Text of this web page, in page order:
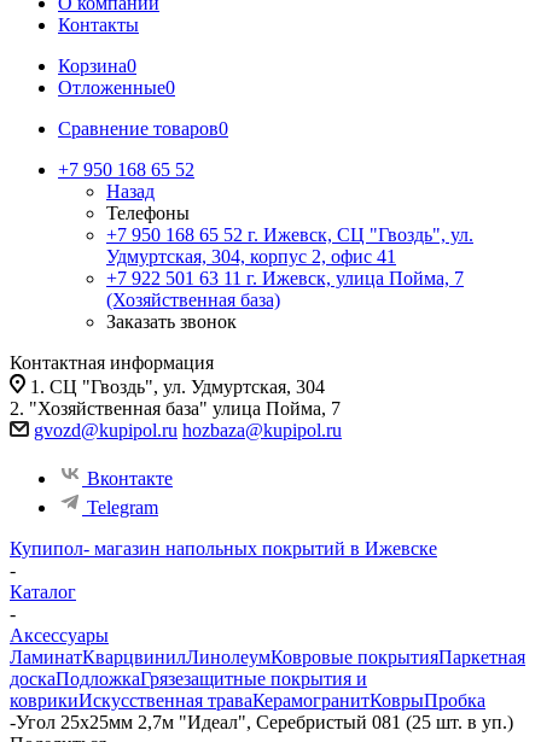
Контакты
Корзина0
Отложенные0
Сравнение товаров0
+7 950 168 65 52
Назад
Телефоны
+7 950 168 65 52 г. Ижевск, СЦ "Гвоздь", ул.
Удмуртская, 304, корпус 2, офис 41
+7 922 501 63 11 г. Ижевск, улица Пойма, 7
(Хозяйственная база)
Заказать звонок
Контактная информация
1. СЦ "Гвоздь", ул. Удмуртская, 304
2. "Хозяйственная база" улица Пойма, 7
gvozd@kupipol.ru hozbaza@kupipol.ru
Вконтакте
Telegram
Купипол- магазин напольных покрытий в Ижевске
-
Каталог
-
Аксессуары
ЛаминатКварцвинилЛинолеумКовровые покрытияПаркетная
доскаПодложкаГрязезащитные покрытия и
коврикиИскусственная траваКерамогранитКоврыПробка
-Угол 25х25мм 2,7м "Идеал", Серебристый 081 (25 шт. в уп.)